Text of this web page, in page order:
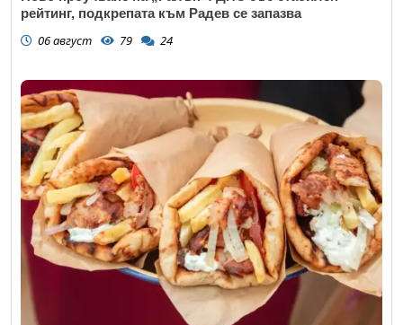
рейтинг, подкрепата към Радев се запазва
06 август 79 24